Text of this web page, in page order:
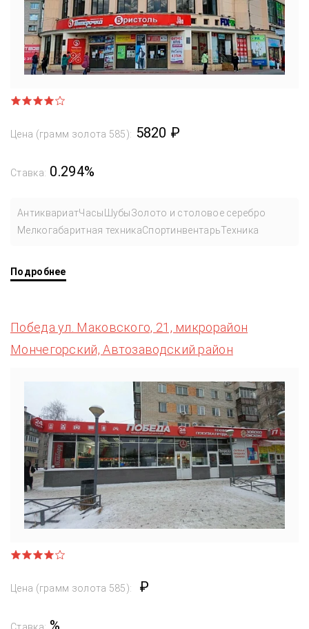
Цена (грамм золота 585): 5820 ₽
Ставка: 0.294%
АнтиквариатЧасы ШубыЗолото и столовое серебро
Мелкогабаритная техникаСпортинвентарьТехника
Подробнее
Победа ул. Маковского, 21, микрорайон
Мончегорский, Автозаводский район
Цена (грамм золота 585): ₽